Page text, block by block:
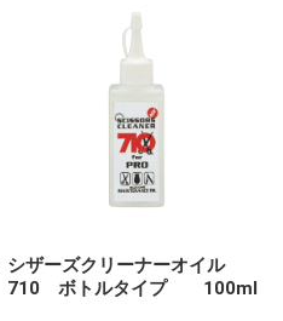
シザーズクリーナーオイル
710 ボトルタイプ 100ml